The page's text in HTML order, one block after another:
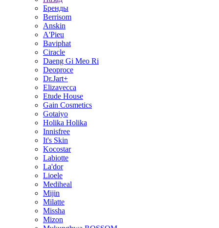
Бренды
Berrisom
Anskin
A'Pieu
Baviphat
Ciracle
Daeng Gi Meo Ri
Deoproce
Dr.Jart+
Elizavecca
Etude House
Gain Cosmetics
Gotaiyo
Holika Holika
Innisfree
It's Skin
Kocostar
Labiotte
La'dor
Lioele
Mediheal
Mijin
Milatte
Missha
Mizon